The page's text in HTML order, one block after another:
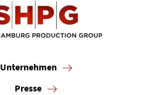
Unternehmen
Presse